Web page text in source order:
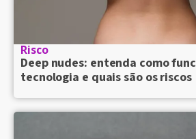
Risco
Deep nudes: entenda como
tecnologia e quais são os riscos